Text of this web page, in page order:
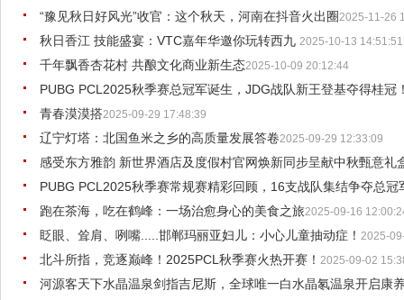
“豫见秋日好风光”收官：这个秋天，河南在抖音火出圈2025-11-26
秋日香江 技能盛宴：VTC嘉年华邀你玩转西九 2025-10-13 14:51:51
千年飘香杏花村 共酿文化商业新生态2025-10-09 20:12:44
PUBG PCL2025秋季赛总冠军诞生，JDG战队新王登基夺得桂冠
青春漠漠搭2025-09-29 17:48:39
辽宁灯塔：北国鱼米之乡的高质量发展答卷2025-09-29 12:33:09
感受东方雅韵 新世界酒店及度假村官网焕新同步呈献中秋甄意礼
PUBG PCL2025秋季赛常规赛精彩回顾，16支战队集结争夺总冠
跑在茶海，吃在鹤峰：一场治愈身心的美食之旅2025-09-16
眨眼、耸肩、咧嘴.....邯郸玛丽亚妇儿：小心儿童抽动症！ 2025-
北斗所指，竞逐巅峰！2025PCL秋季赛火热开赛！ 2025-09-02
河源客天下水晶温泉剑指吉尼斯，全球唯一白水晶氡温泉开启康